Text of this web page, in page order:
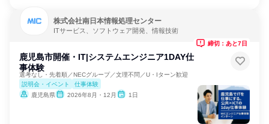
株式会社南日本情報処理センター
ITサービス、ソフトウェア開発、情報技術
鹿児島市開催・IT|システムエンジニア1DAY仕
事体験
選考なし・先着順／NECグループ／文理不問／U・Iターン歓迎
説明会・イベント
仕事体験
鹿児島県
2026年8月・12月 1日
締切：あと7日